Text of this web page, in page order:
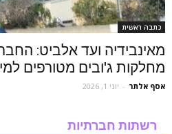
כתבה ראשית
מאינבידיה ועד אלביט:
מחלקות ג'ובים מטורפים
אסף אלתר - יוני 1, 2026
רשתות חברתיות